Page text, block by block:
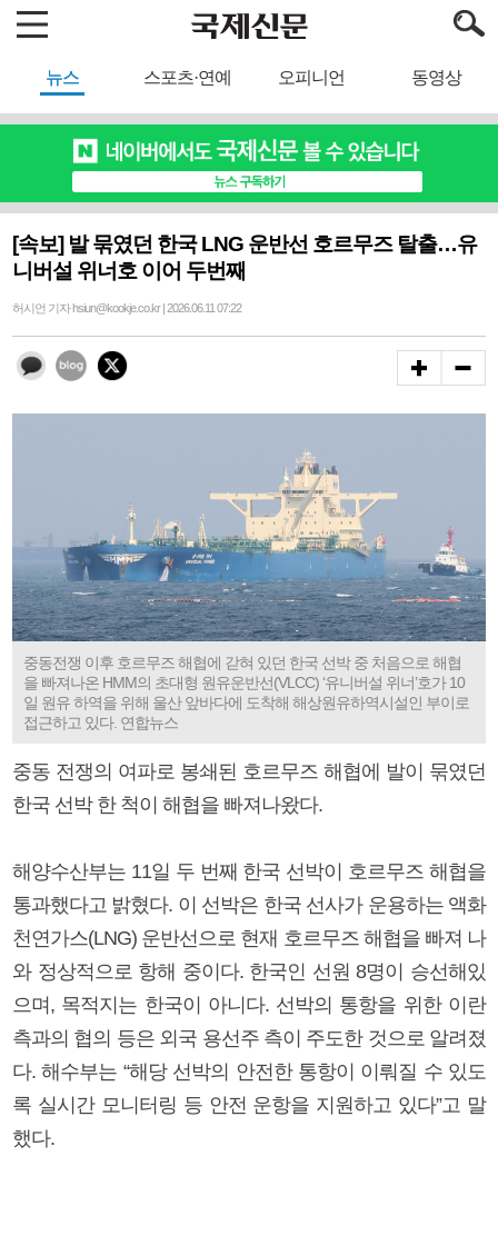
뉴스 스포츠·연예 오피니언 동영상
[속보] 발 묶였던 한국 LNG 운반선 호르무즈 탈출…유
니버설 위너호 이어 두번째
허시언 기자 hsiun@kookje.co.kr | 2026.06.11 07:22
중동전쟁 이후 호르무즈 해협에 갇혀 있던 한국 선박 중 처음으로 해협
을 빠져나온 HMM의 초대형 원유운반선(VLCC) ‘유니버설 위너’호가 10
일 원유 하역을 위해 울산 앞바다에 도착해 해상원유하역시설인 부이로
접근하고 있다. 연합뉴스
중동 전쟁의 여파로 봉쇄된 호르무즈 해협에 발이 묶였던
한국 선박 한 척이 해협을 빠져나왔다.
해양수산부는 11일 두 번째 한국 선박이 호르무즈 해협을
통과했다고 밝혔다. 이 선박은 한국 선사가 운용하는 액화
천연가스(LNG) 운반선으로 현재 호르무즈 해협을 빠져 나
와 정상적으로 항해 중이다. 한국인 선원 8명이 승선해있
으며, 목적지는 한국이 아니다. 선박의 통항을 위한 이란
측과의 협의 등은 외국 용선주 측이 주도한 것으로 알려졌
다. 해수부는 “해당 선박의 안전한 통항이 이뤄질 수 있도
록 실시간 모니터링 등 안전 운항을 지원하고 있다”고 말
했다.